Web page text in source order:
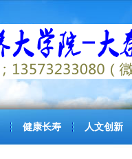
健康长寿 人文创新